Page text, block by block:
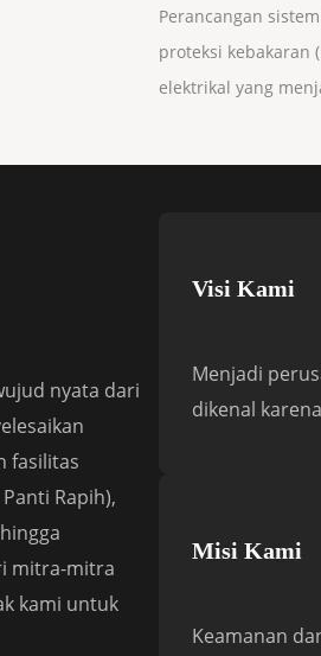
Perancangan
proteksi kebakaran
elektrikal yang
nyata dari
fasilitas
Rapih),
mitra-mitra
kami untuk
Visi Kami
Menjadi
dikenal
Misi Kami
Keamanan